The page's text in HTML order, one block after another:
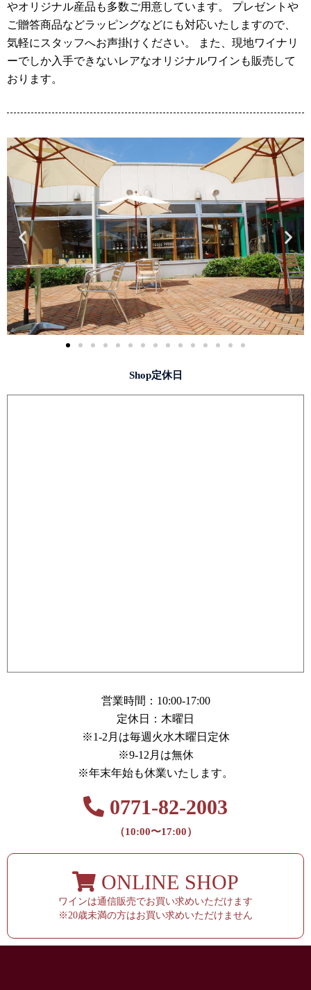
やオリジナル産品も多数ご用意しています。 プレゼントや
ご贈答商品などラッピングなどにも対応いたしますので、
気軽にスタッフへお声掛けください。 また、現地ワイナリ
ーでしか入手できないレアなオリジナルワインも販売して
おります。
Shop定休日
営業時間：10:00-17:00
定休日：木曜日
※1-2月は毎週火水木曜日定休
※9-12月は無休
※年末年始も休業いたします。
0771-82-2003
（10:00〜17:00）
ONLINE SHOP
ワインは通信販売でお買い求めいただけます
※20歳未満の方はお買い求めいただけません